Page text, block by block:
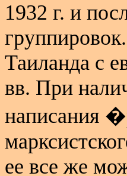
1932 г. и
Таиланда с
вв. При
написания
ее все же